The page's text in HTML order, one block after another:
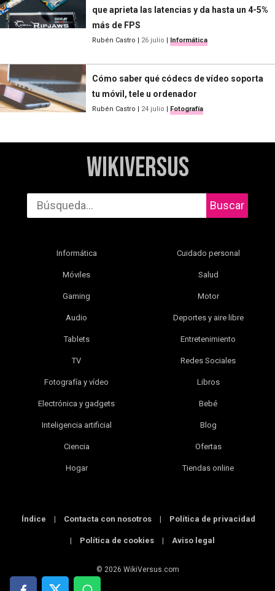
que aprieta las latencias y da hasta un 4-5%
más de FPS
Rubén Castro | 26 julio | Informática
Cómo saber qué códecs de vídeo soporta
tu móvil, tele u ordenador
Rubén Castro | 24 julio | Fotografía
WikiVersus
Buscar
Informática
Móviles
Gaming
Audio
Tablets
TV
Fotografía y vídeo
Electrónica y gadgets
Inteligencia artificial
Ciencia
Hogar
Cuidado personal
Salud
Motor
Deportes y aire libre
Entretenimiento
Redes Sociales
Libros
Bebé
Blog
Ofertas
Tiendas online
Índice | Contacta con nosotros | Política de privacidad
| Política de cookies | Aviso legal
© 2026 WikiVersus.com